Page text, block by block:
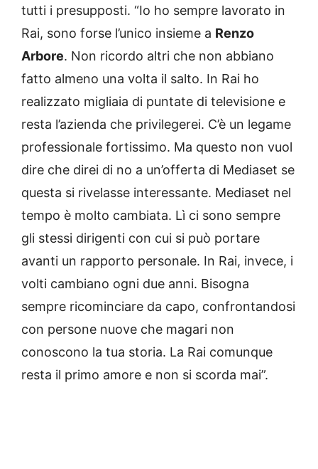
tutti i presupposti. “Io ho sempre lavorato in
Rai, sono forse l’unico insieme a Renzo
Arbore. Non ricordo altri che non abbiano
fatto almeno una volta il salto. In Rai ho
realizzato migliaia di puntate di televisione e
resta l’azienda che privilegerei. C’è un legame
professionale fortissimo. Ma questo non vuol
dire che direi di no a un’offerta di Mediaset se
questa si rivelasse interessante. Mediaset nel
tempo è molto cambiata. Lì ci sono sempre
gli stessi dirigenti con cui si può portare
avanti un rapporto personale. In Rai, invece, i
volti cambiano ogni due anni. Bisogna
sempre ricominciare da capo, confrontandosi
con persone nuove che magari non
conoscono la tua storia. La Rai comunque
resta il primo amore e non si scorda mai”.